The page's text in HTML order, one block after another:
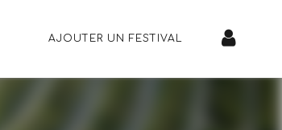
AJOUTER UN FESTIVAL